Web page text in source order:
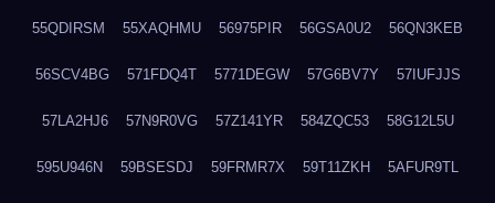
55QDIRSM 55XAQHMU 56975PIR 56GSA0U2 56QN3KEB
56SCV4BG 571FDQ4T 5771DEGW 57G6BV7Y 57IUFJJS
57LA2HJ6 57N9R0VG 57Z141YR 584ZQC53 58G12L5U
595U946N 59BSESDJ 59FRMR7X 59T11ZKH 5AFUR9TL